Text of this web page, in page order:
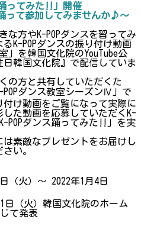
踊ってみた‼」開催
って参加してみませんか♪〜
な方やK-POPダンスを習ってみ
K-POPダンスの振り付け動画
」を韓国文化院のYouTube公
韓国文化院』で配信していま
の方と共有していただくた
ダンス教室シーズンⅣ」で
け動画をご覧になって実際に
た動画を応募していただくK-
POPダンス踊ってみた‼」を実
素敵なプレゼントをお届けし
い。
（火）～ 2022年1月4日
日（火）韓国文化院のホーム
て発表